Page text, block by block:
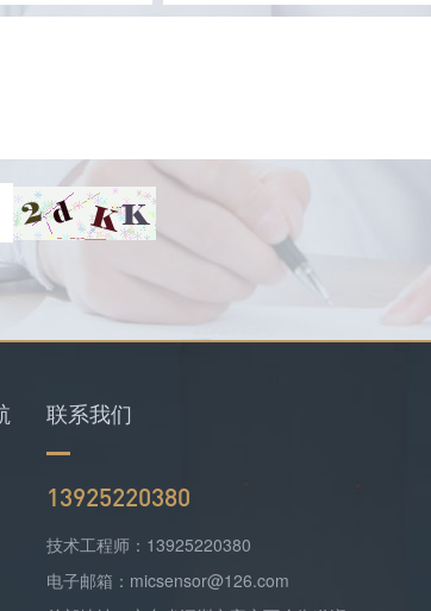
联系我们
13925220380
技术工程师：13925220380
电子邮箱：micsensor@126.com